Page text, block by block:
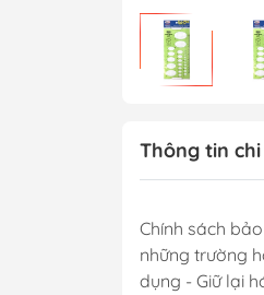
Thông tin
Chính sách
những trường
dụng - Giữ lại